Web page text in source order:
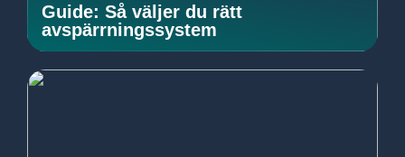
Guide: Så väljer du rätt
avspärrningssystem